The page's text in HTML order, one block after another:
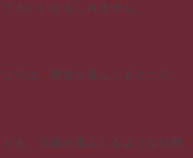
もいいかもしれません。
ろは、歴史を重んじるところ。
も、伝統を重んじるような行動